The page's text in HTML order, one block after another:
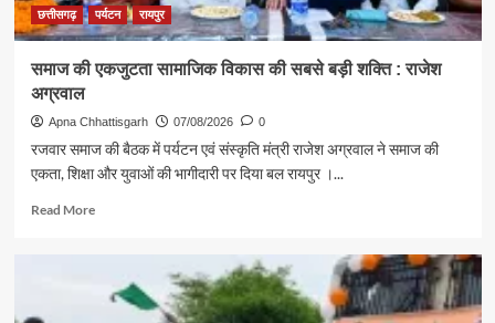
संदेश
छत्तीसगढ़ पर्यटन रायपुर
समाज की एकजुटता सामाजिक विकास की सबसे बड़ी शक्ति : राजेश
अग्रवाल
Apna Chhattisgarh 07/08/2026 0
रजवार समाज की बैठक में पर्यटन एवं संस्कृति मंत्री राजेश अग्रवाल ने समाज की
एकता, शिक्षा और युवाओं की भागीदारी पर दिया बल रायपुर ।...
Read MoreRead
एकजुटता